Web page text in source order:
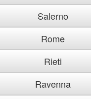
Salerno
Rome
Rieti
Ravenna